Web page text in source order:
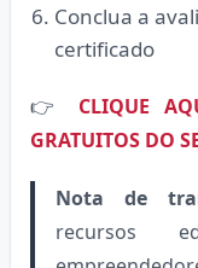
Conclua a
certificado
👉 CLIQUE
GRATUITOS DO
Nota de
recursos